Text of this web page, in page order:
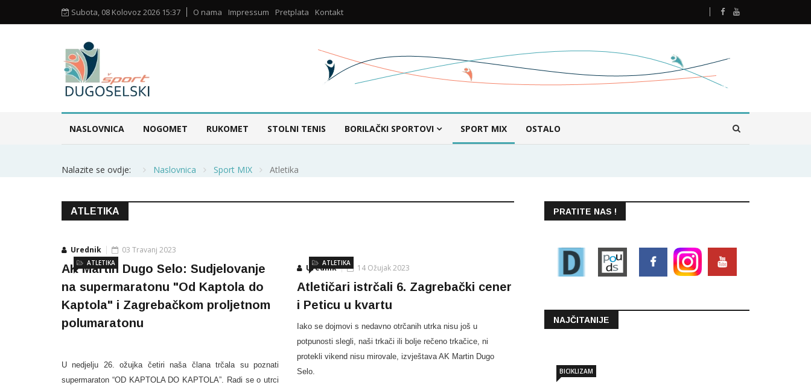
Subota, 08 Kolovoz 2026 15:37 O nama Impressum Pretplata Kontakt
NASLOVNICA NOGOMET RUKOMET STOLNI TENIS BORILAČKI SPORTOVI SPORT MIX OSTALO
Nalazite se ovdje: Naslovnica Sport MIX Atletika
ATLETIKA
Urednik
ATLETIKA
03 Travanj 2023
AK Martin Dugo Selo: Sudjelovanje
na supermaratonu "Od Kaptola do
Kaptola" i Zagrebačkom proljetnom
polumaratonu
U nedjelju 26. ožujka četiri naša člana trčala su poznati
supermaraton “OD KAPTOLA DO KAPTOLA”. Radi se o utrci
UrednikATLETIKA 14 Ožujak 2023
Atletičari istrčali 6. Zagrebački cener
i Peticu u kvartu
Iako se dojmovi s nedavno otrčanih utrka nisu još u
potpunosti slegli, naši trkači ili bolje rečeno trkačice, ni
protekli vikend nisu mirovale, izvještava AK Martin Dugo
Selo.
PRATITE NAS !
NAJČITANIJE
BICIKLIZAM